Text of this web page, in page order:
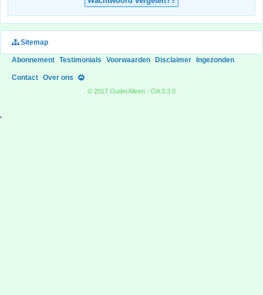
Sitemap
Abonnement Testimonials Voorwaarden Disclaimer Ingezonden
Contact Over ons
© 2017 OuderAlleen - OA 3.3.0